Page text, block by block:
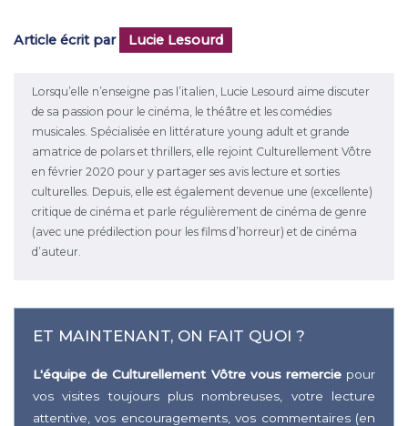
Article écrit par Lucie Lesourd
Lorsqu’elle n’enseigne pas l’italien, Lucie Lesourd aime discuter
de sa passion pour le cinéma, le théâtre et les comédies
musicales. Spécialisée en littérature young adult et grande
amatrice de polars et thrillers, elle rejoint Culturellement Vôtre
en février 2020 pour y partager ses avis lecture et sorties
culturelles. Depuis, elle est également devenue une (excellente)
critique de cinéma et parle régulièrement de cinéma de genre
(avec une prédilection pour les films d’horreur) et de cinéma
d’auteur.
ET MAINTENANT, ON FAIT QUOI ?
L'équipe de Culturellement Vôtre vous remerciepour
vos visites toujours plus nombreuses, votre lecture
attentive, vos encouragements, vos commentaires (en